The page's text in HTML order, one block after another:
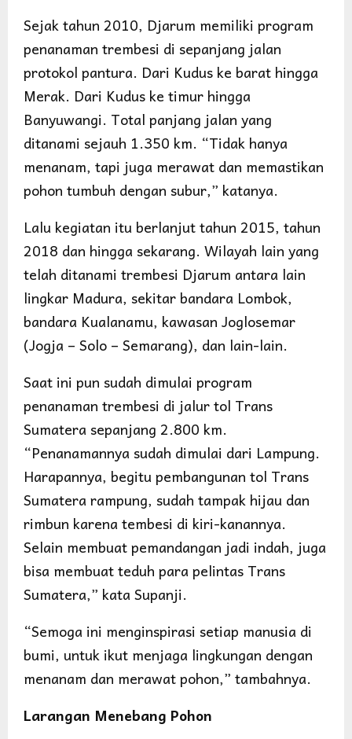
Sejak tahun 2010, Djarum memiliki program
penanaman trembesi di sepanjang jalan
protokol pantura. Dari Kudus ke barat hingga
Merak. Dari Kudus ke timur hingga
Banyuwangi. Total panjang jalan yang
ditanami sejauh 1.350 km. “Tidak hanya
menanam, tapi juga merawat dan memastikan
pohon tumbuh dengan subur,” katanya.
Lalu kegiatan itu berlanjut tahun 2015, tahun
2018 dan hingga sekarang. Wilayah lain yang
telah ditanami trembesi Djarum antara lain
lingkar Madura, sekitar bandara Lombok,
bandara Kualanamu, kawasan Joglosemar
(Jogja – Solo – Semarang), dan lain-lain.
Saat ini pun sudah dimulai program
penanaman trembesi di jalur tol Trans
Sumatera sepanjang 2.800 km.
“Penanamannya sudah dimulai dari Lampung.
Harapannya, begitu pembangunan tol Trans
Sumatera rampung, sudah tampak hijau dan
rimbun karena tembesi di kiri-kanannya.
Selain membuat pemandangan jadi indah, juga
bisa membuat teduh para pelintas Trans
Sumatera,” kata Supanji.
“Semoga ini menginspirasi setiap manusia di
bumi, untuk ikut menjaga lingkungan dengan
menanam dan merawat pohon,” tambahnya.
Larangan Menebang Pohon